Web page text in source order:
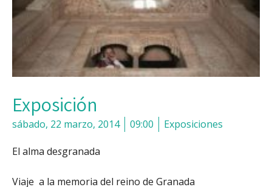
Exposición
sábado, 22 marzo, 2014 09:00 Exposiciones
El alma desgranada
Viaje a la memoria del reino de Granada